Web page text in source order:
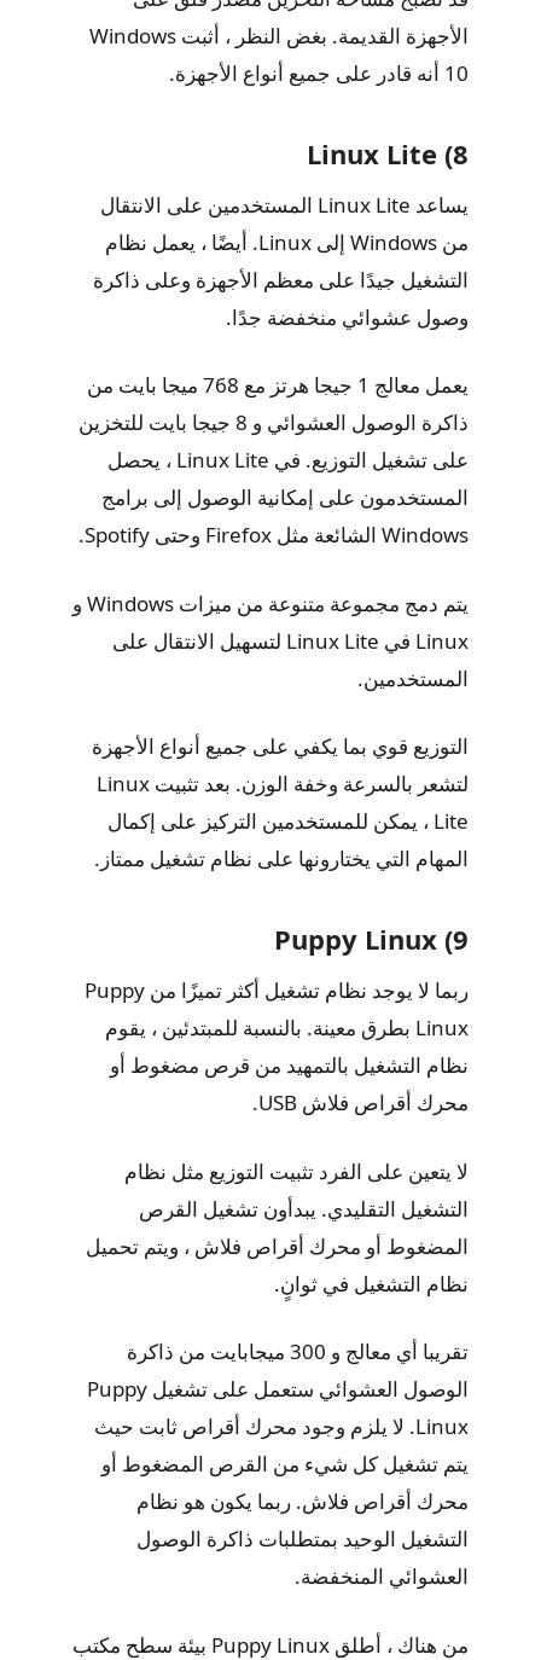
الأجهزة القديمة. بغض النظر ، أثبت Windows
10 أنه قادر على جميع أنواع الأجهزة.
8) Linux Lite
يساعد Linux Lite المستخدمين على الانتقال
من Windows إلى Linux. أيضًا ، يعمل نظام
التشغيل جيدًا على معظم الأجهزة وعلى ذاكرة
وصول عشوائي منخفضة جدًا.
يعمل معالج 1 جيجا هرتز مع 768 ميجا بايت من
ذاكرة الوصول العشوائي و 8 جيجا بايت للتخزين
على تشغيل التوزيع. في Linux Lite ، يحصل
المستخدمون على إمكانية الوصول إلى برامج
Windows الشائعة مثل Firefox وحتى Spotify.
يتم دمج مجموعة متنوعة من ميزات Windows و
Linux في Linux Lite لتسهيل الانتقال على
المستخدمين.
التوزيع قوي بما يكفي على جميع أنواع الأجهزة
لتشعر بالسرعة وخفة الوزن. بعد تثبيت Linux
Lite ، يمكن للمستخدمين التركيز على إكمال
المهام التي يختارونها على نظام تشغيل ممتاز.
9) Puppy Linux
ربما لا يوجد نظام تشغيل أكثر تميزًا من Puppy
Linux بطرق معينة. بالنسبة للمبتدئين ، يقوم
نظام التشغيل بالتمهيد من قرص مضغوط أو
محرك أقراص فلاش USB.
لا يتعين على الفرد تثبيت التوزيع مثل نظام
التشغيل التقليدي. يبدأون تشغيل القرص
المضغوط أو محرك أقراص فلاش ، ويتم تحميل
نظام التشغيل في ثوانٍ.
تقريبا أي معالج و 300 ميجابايت من ذاكرة
الوصول العشوائي ستعمل على تشغيل Puppy
Linux. لا يلزم وجود محرك أقراص ثابت حيث
يتم تشغيل كل شيء من القرص المضغوط أو
محرك أقراص فلاش. ربما يكون هو نظام
التشغيل الوحيد بمتطلبات ذاكرة الوصول
العشوائي المنخفضة.
من هناك ، أطلق Puppy Linux بيئة سطح مكتب